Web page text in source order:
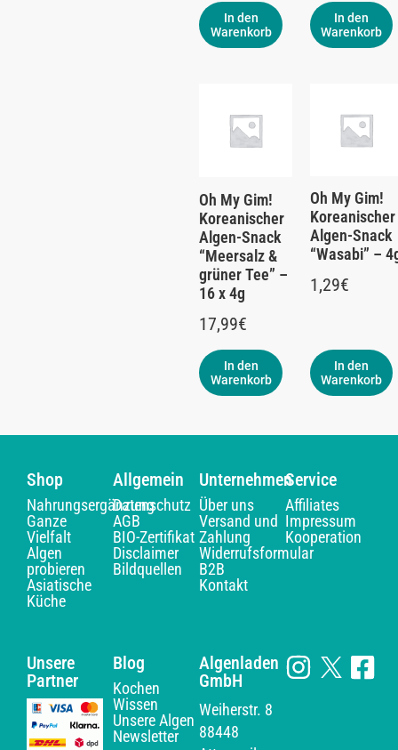
In den
Warenkorb
In den
Warenkorb
Oh My Gim!
Koreanischer
Algen-Snack
“Meersalz &
grüner Tee” –
16 x 4g
17,99€
In den
Warenkorb
Oh My Gim!
Koreanischer
Algen-Snack
“Wasabi” –
1,29€
In den
Warenkorb
Shop
Nahrungsergänzung
Ganze
Vielfalt
Algen
probieren
Asiatische
Küche
Allgemein
Datenschutz
AGB
BIO-Zertifikat
Disclaimer
Bildquellen
Unternehmen
Über uns
Versand und
Zahlung
Widerrufsformular
B2B
Kontakt
Service
Affiliates
Impressum
Kooperation
Unsere
Partner
Blog
Kochen
Wissen
Unsere Algen
Newsletter
Algenladen
GmbH
Weiherstr. 8
88448